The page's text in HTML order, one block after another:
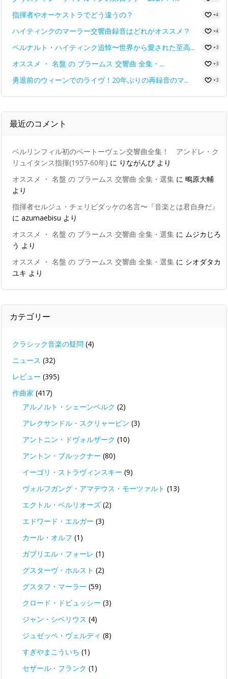
指揮者やオーケストラでどう違うの？ +4
ハイティンクのマーラー交響曲録音はどれがオススメ？ +4
ベルナルト・ハイティンク追悼〜世界から愛された至高... +3
オススメ ・ 名盤 の ブラームス 交響曲 全集・... +3
勇退前のウィーンでのライヴ！20年ぶりの再録音のマ... +3
最近のコメント
ベルリンフィル初のベートーヴェン交響曲全集！ アンドレ・ク
リュイタンス指揮(1957-60年) に りながんぴより
オススメ ・ 名盤 の ブラームス 交響曲 全集・選集 に 鴫原大輔
より
指揮者セルジュ・チェリビダッケの名言〜『音楽とは君自身だ』
に azumaebisu より
オススメ ・ 名盤 の ブラームス 交響曲 全集・選集 に ムジカじろ
う より
オススメ ・ 名盤 の ブラームス 交響曲 全集・選集 に シオダタカ
ユキ より
カテゴリー
クラシック音楽の疑問 (4)
ニュース (32)
レビュー (395)
作曲家 (417)
アルノルト・シェーンベルク (2)
アレクサンドル・スクリャービン (3)
アントニン・ドヴォルザーク (10)
アントン・ブルックナー (80)
イーゴリ・ストラヴィンスキー (9)
ヴォルフガング・アマデウス・モーツァルト (13)
エクトル・ベルリオーズ (2)
エドワード・エルガー (3)
カール・オルフ (1)
ガブリエル・フォーレ (1)
グスターヴ・ホルスト (2)
グスタフ・マーラー (59)
クロード・ドビュッシー (3)
ジャン・シベリウス (4)
ジュゼッペ・ヴェルディ (8)
すぎやまこういち (1)
セザール・フランク (1)